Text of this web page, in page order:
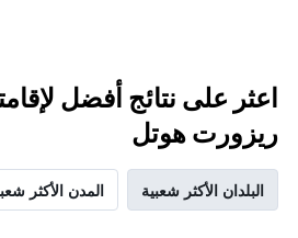
اعثر على نتائج أفضل
ريزورت هوتل
البلدان الأكثر شعبية المدن الأكثر